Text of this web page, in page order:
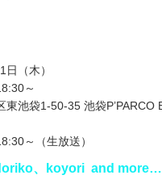
（木）
～
東池袋1-50-35 池袋
～（生放送）
、koyori and more…